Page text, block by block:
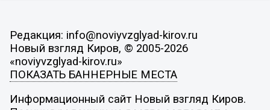
Редакция: info@noviyvzglyad-kirov.ru
Новый взгляд Киров, © 2005-2026
«noviyvzglyad-kirov.ru»
ПОКАЗАТЬ БАННЕРНЫЕ МЕСТА
Информационный сайт Новый взгляд Киров.